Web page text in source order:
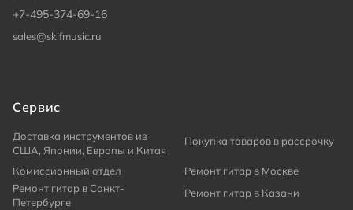
+7-495-374-69-16
sales@skifmusic.ru
Сервис
Доставка инструментов из
США, Японии, Европы и Китая
Покупка товаров в рассрочку
Комиссионный отдел
Ремонт гитар в Москве
Ремонт гитар в Санкт-
Петербурге
Ремонт гитар в Казани